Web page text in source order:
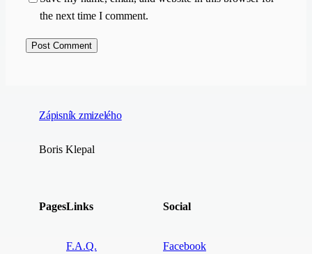
the next time I comment.
Zápisník zmizelého
Boris Klepal
PagesLinks
F.A.Q.
Social
Facebook